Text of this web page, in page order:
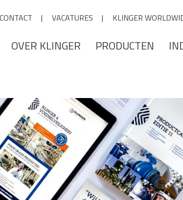
CONTACT VACATURES KLINGER
OVER KLINGER PRODUCTEN